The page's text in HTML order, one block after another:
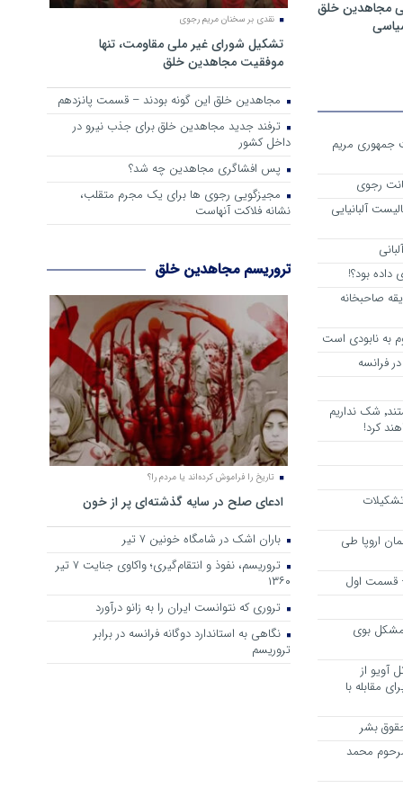
مجاهدین خلق
جمهوری مریم
رجوی
آلبانیایی
بود؟!
صاحبخانه
به نابودی است
هرجا خشن ترین دشمنان ایران هستند٬ شک نداریم
کرد!
اروپا طی
– قسمت اول
بوی
آویو از
مقابله با
بشر
محمد
نقدی بر سخنان مریم رجوی
تشکیل شورای غیر ملی مقاومت، تنها
موفقیت مجاهدین خلق
مجاهدین خلق این گونه بودند – قسمت پانزدهم
ترفند جدید مجاهدین خلق برای جذب نیرو در
داخل کشور
پس افشاگری مجاهدین چه شد؟
مجیزگویی رجوی ها برای یک مجرم متقلب،
نشانه فلاکت آنهاست
تروریسم مجاهدین خلق
تاریخ را فراموش کرده‌اند یا مردم را؟
ادعای صلح در سایه گذشته‌ای پر از خون
باران اشک در شامگاه خونین 7 تیر
تروریسم، نفوذ و انتقام‌گیری؛ واکاوی جنایت ۷ تیر
۱۳۶۰
تروری که نتوانست ایران را به زانو درآورد
نگاهی به استاندارد دوگانه فرانسه در برابر
تروریسم